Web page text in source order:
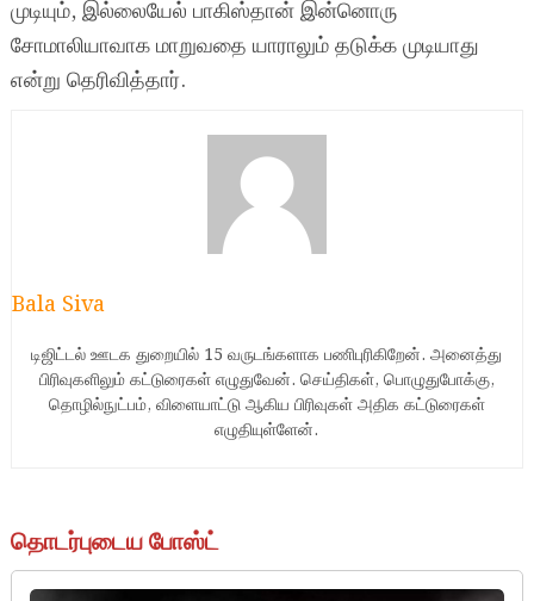
முடியும், இல்லையேல் பாகிஸ்தான் இன்னொரு
சோமாலியாவாக மாறுவதை யாராலும் தடுக்க முடியாது
என்று தெரிவித்தார்.
Bala Siva
டிஜிட்டல் ஊடக துறையில் 15 வருடங்களாக பணிபுரிகிறேன். அனைத்து
பிரிவுகளிலும் கட்டுரைகள் எழுதுவேன். செய்திகள், பொழுதுபோக்கு,
தொழில்நுட்பம், விளையாட்டு ஆகிய பிரிவுகள் அதிக கட்டுரைகள்
எழுதியுள்ளேன்.
தொடர்புடைய போஸ்ட்